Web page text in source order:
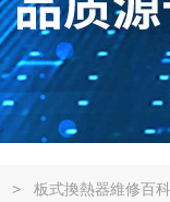
> 板式換熱器維修百科